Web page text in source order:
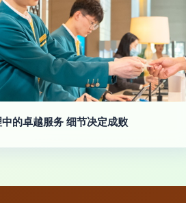
的卓越服务 细节决定成败